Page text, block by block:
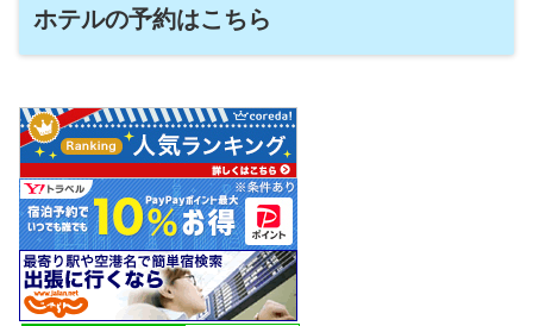
ホテルの予約はこちら